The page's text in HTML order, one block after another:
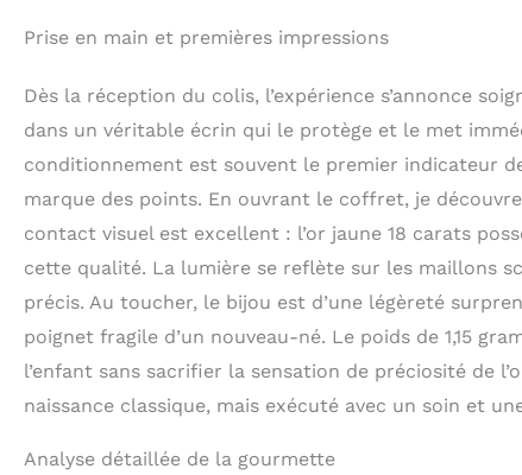
Prise en main et premières impressions
Dès la réception du colis, l’expérience s’annonce
dans un véritable écrin qui le protège et le met
conditionnement est souvent le premier indicateur
marque des points. En ouvrant le coffret, je
contact visuel est excellent : l’or jaune 18 carats
cette qualité. La lumière se reflète sur les maillons
précis. Au toucher, le bijou est d’une légèreté
poignet fragile d’un nouveau-né. Le poids de 1,15
l’enfant sans sacrifier la sensation de préciosité de
naissance classique, mais exécuté avec un soin et
Analyse détaillée de la gourmette